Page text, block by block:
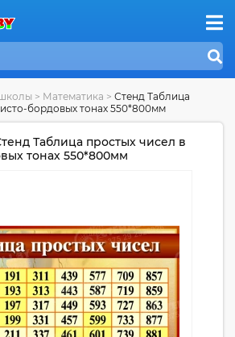
> Математика > Стенд Таблица
бордовых тонах 550*800мм
Таблица простых чисел в
тонах 550*800мм